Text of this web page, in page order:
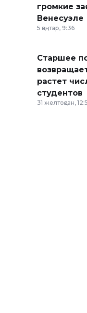
громкие
Венесуэле
5 қаңтар, 9:36
Старшее
растет
студентов
31 желтоқсан,